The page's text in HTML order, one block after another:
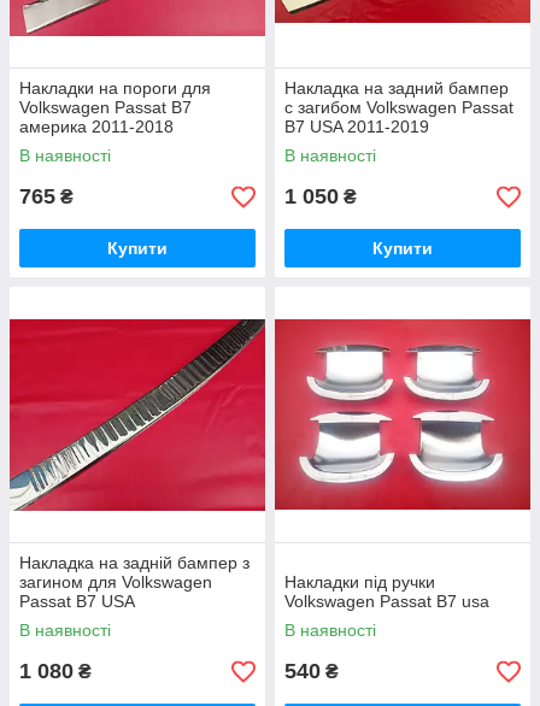
Накладки на пороги для
Volkswagen Passat B7
америка 2011-2018
В наявності
765 ₴
Купити
Накладка на задний бампер
с загибом Volkswagen Passat
B7 USA 2011-2019
В наявності
1 050 ₴
Купити
Накладка на задній бампер з
загином для Volkswagen
Passat B7 USA
В наявності
1 080 ₴
Накладки під ручки
Volkswagen Passat B7 usa
В наявності
540 ₴